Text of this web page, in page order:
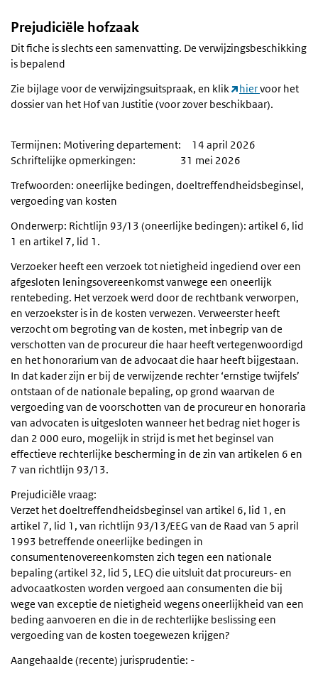
Prejudiciële hofzaak
Dit fiche is slechts een samenvatting. De verwijzingsbeschikking
is bepalend
Zie bijlage voor de verwijzingsuitspraak, en klik
hiervoor het
dossier van het Hof van Justitie (voor zover beschikbaar).
Termijnen: Motivering departement: 14 april 2026
Schriftelijke opmerkingen: 31 mei 2026
Trefwoorden: oneerlijke bedingen, doeltreffendheidsbeginsel,
vergoeding van kosten
Onderwerp: Richtlijn 93/13 (oneerlijke bedingen): artikel 6, lid
1 en artikel 7, lid 1.
Verzoeker heeft een verzoek tot nietigheid ingediend over een
afgesloten leningsovereenkomst vanwege een oneerlijk
rentebeding. Het verzoek werd door de rechtbank verworpen,
en verzoekster is in de kosten verwezen. Verweerster heeft
verzocht om begroting van de kosten, met inbegrip van de
verschotten van de procureur die haar heeft vertegenwoordigd
en het honorarium van de advocaat die haar heeft bijgestaan.
In dat kader zijn er bij de verwijzende rechter ‘ernstige twijfels’
ontstaan of de nationale bepaling, op grond waarvan de
vergoeding van de voorschotten van de procureur en honoraria
van advocaten is uitgesloten wanneer het bedrag niet hoger is
dan 2 000 euro, mogelijk in strijd is met het beginsel van
effectieve rechterlijke bescherming in de zin van artikelen 6 en
7 van richtlijn 93/13.
Prejudiciële vraag:
Verzet het doeltreffendheidsbeginsel van artikel 6, lid 1, en
artikel 7, lid 1, van richtlijn 93/13/EEG van de Raad van 5 april
1993 betreffende oneerlijke bedingen in
consumentenovereenkomsten zich tegen een nationale
bepaling (artikel 32, lid 5, LEC) die uitsluit dat procureurs- en
advocaatkosten worden vergoed aan consumenten die bij
wege van exceptie de nietigheid wegens oneerlijkheid van een
beding aanvoeren en die in de rechterlijke beslissing een
vergoeding van de kosten toegewezen krijgen?
Aangehaalde (recente) jurisprudentie: -